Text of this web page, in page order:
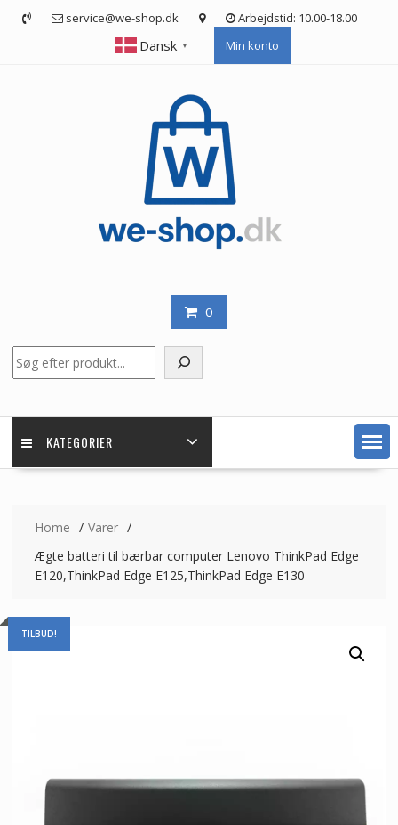
service@we-shop.dk Arbejdstid: 10.00-18.00
Dansk ▼ Min konto
0
KATEGORIER
Home
Varer
Ægte batteri til bærbar computer Lenovo ThinkPad Edge
E120,ThinkPad Edge E125,ThinkPad Edge E130
TILBUD!